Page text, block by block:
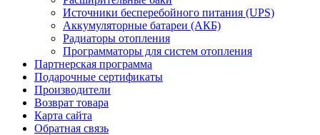
Источники бесперебойного питания (UPS)
Аккумуляторные батареи (АКБ)
Радиаторы отопления
Программаторы для систем отопления
Партнерская программа
Подарочные сертификаты
Производители
Возврат товара
Карта сайта
Обратная связь